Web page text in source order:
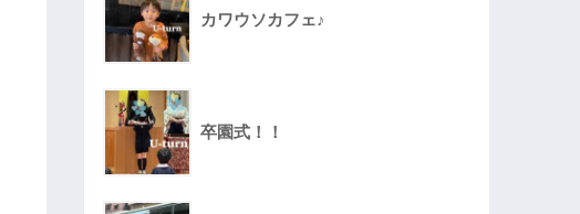
カワウソカフェ♪
卒園式！！